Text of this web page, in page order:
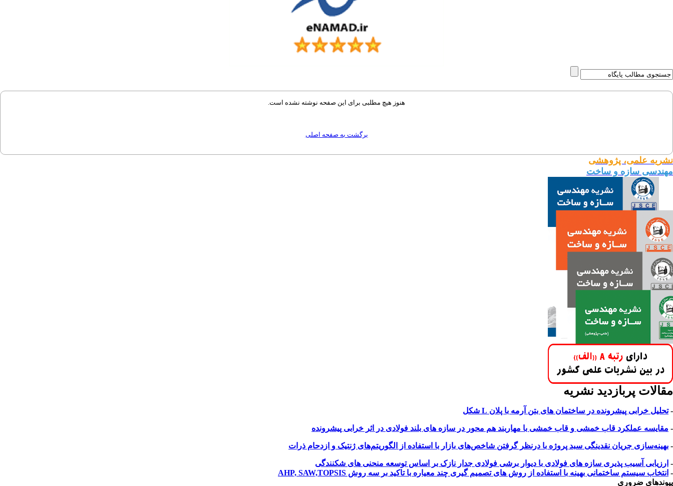
هنوز هیچ مطلبی برای این صفحه نوشته نشده است.
برگشت به صفحه اصلی
نشریه علمی، پژوهشی
مهندسی سازه و ساخت
مقالات پربازدید نشریه
-تحلیل خرابی پیشرونده در ساختمان های بتن آرمه با پلان L شکل
- مقایسه عملکرد قاب خمشی و قاب خمشی با مهاربند هم محور در سازه های بلند فولادی در اثر خرابی پیشرونده
- بهینه‌سازی جریان نقدینگی سبد پروژه با درنظر گرفتن شاخص‌های بازار با استفاده از الگوریتم‌های ژنتیک و ازدحام ذرات
- ارزیابی آسیب پذیری سازه های فولادی با دیوار برشی فولادی جدار نازک بر اساس توسعه منحنی های شکنندگی
- انتخاب سیستم ساختمانی بهینه با استفاده از روش های تصمیم گیری چند معیاره با تاکید بر سه روش AHP, SAW,TOPSIS
پیوندهای ضروری